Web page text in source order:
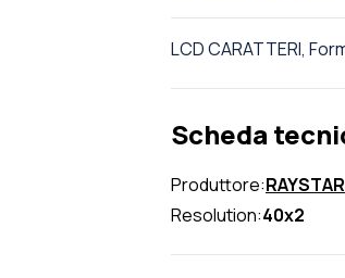
LCD CARATTERI,
Scheda
Produttore:RAYSTAR
Resolution:40x2